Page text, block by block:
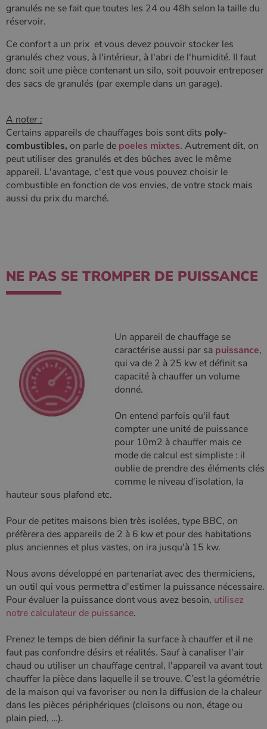
granulés ne se fait que toutes les 24 ou 48h selon la taille du
réservoir.
Ce confort a un prix et vous devez pouvoir stocker les
granulés chez vous, à l'intérieur, à l'abri de l'humidité. Il faut
donc soit une pièce contenant un silo, soit pouvoir entreposer
des sacs de granulés (par exemple dans un garage).
A noter :
Certains appareils de chauffages bois sont dits poly-
combustibles, on parle de poeles mixtes. Autrement dit, on
peut utiliser des granulés et des bûches avec le même
appareil. L'avantage, c'est que vous pouvez choisir le
combustible en fonction de vos envies, de votre stock mais
aussi du prix du marché.
NE PAS SE TROMPER DE PUISSANCE
Un appareil de chauffage se
caractérise aussi par sa puissance,
qui va de 2 à 25 kw et définit sa
capacité à chauffer un volume
donné.
On entend parfois qu'il faut
compter une unité de puissance
pour 10m2 à chauffer mais ce
mode de calcul est simpliste : il
oublie de prendre des éléments clés
comme le niveau d'isolation, la
hauteur sous plafond etc.
Pour de petites maisons bien très isolées, type BBC, on
préfèrera des appareils de 2 à 6 kw et pour des habitations
plus anciennes et plus vastes, on ira jusqu'à 15 kw.
Nous avons développé en partenariat avec des thermiciens,
un outil qui vous permettra d'estimer la puissance nécessaire.
Pour évaluer la puissance dont vous avez besoin, utilisez
notre calculateur de puissance.
Prenez le temps de bien définir la surface à chauffer et il ne
faut pas confondre désirs et réalités. Sauf à canaliser l'air
chaud ou utiliser un chauffage central, l'appareil va avant tout
chauffer la pièce dans laquelle il se trouve. C’est la géométrie
de la maison qui va favoriser ou non la diffusion de la chaleur
dans les pièces périphériques (cloisons ou non, étage ou
plain pied, …).